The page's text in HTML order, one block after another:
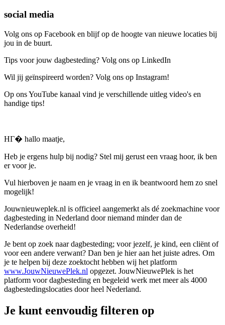
social media
Volg ons op Facebook en blijf op de hoogte van nieuwe locaties bij
jou in de buurt.
Tips voor jouw dagbesteding? Volg ons op LinkedIn
Wil jij geïnspireerd worden? Volg ons op Instagram!
Op ons YouTube kanaal vind je verschillende uitleg video's en
handige tips!
HГ� hallo maatje,
Heb je ergens hulp bij nodig? Stel mij gerust een vraag hoor, ik ben
er voor je.
Vul hierboven je naam en je vraag in en ik beantwoord hem zo snel
mogelijk!
Jouwnieuweplek.nl is officieel aangemerkt als dé zoekmachine voor
dagbesteding in Nederland door niemand minder dan de
Nederlandse overheid!
Je bent op zoek naar dagbesteding; voor jezelf, je kind, een cliënt of
voor een andere verwant? Dan ben je hier aan het juiste adres. Om
je te helpen bij deze zoektocht hebben wij het platform
www.JouwNieuwePlek.nl opgezet. JouwNieuwePlek is het
platform voor dagbesteding en begeleid werk met meer als 4000
dagbestedingslocaties door heel Nederland.
Je kunt eenvoudig filteren op